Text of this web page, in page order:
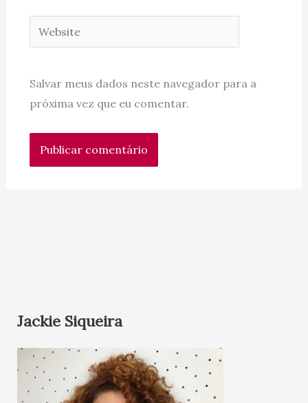
Website
Salvar meus dados neste navegador para a
próxima vez que eu comentar.
Jackie Siqueira